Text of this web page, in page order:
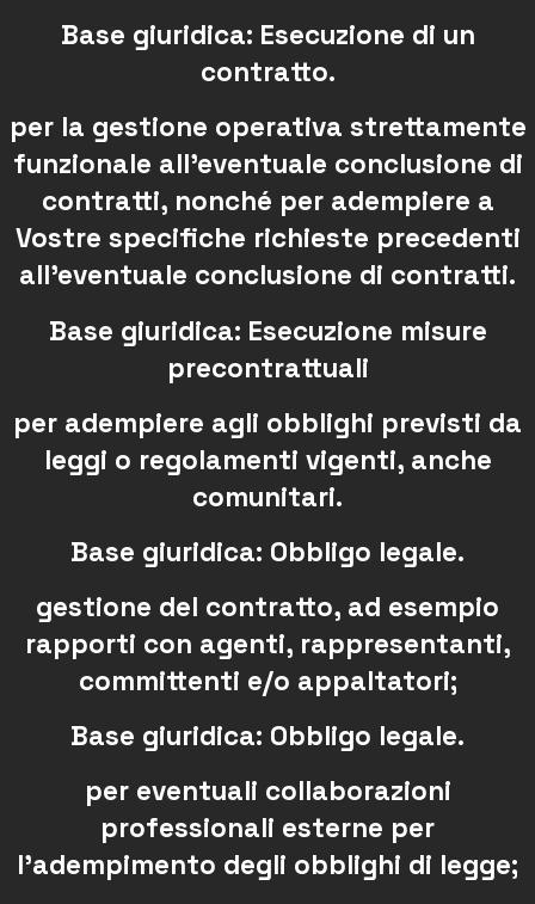
Base giuridica: Esecuzione di un
contratto.
per la gestione operativa strettamente
funzionale all’eventuale conclusione di
contratti, nonché per adempiere a
Vostre specifiche richieste precedenti
all’eventuale conclusione di contratti.
Base giuridica: Esecuzione misure
precontrattuali
per adempiere agli obblighi previsti da
leggi o regolamenti vigenti, anche
comunitari.
Base giuridica: Obbligo legale.
gestione del contratto, ad esempio
rapporti con agenti, rappresentanti,
committenti e/o appaltatori;
Base giuridica: Obbligo legale.
per eventuali collaborazioni
professionali esterne per
l’adempimento degli obblighi di legge;